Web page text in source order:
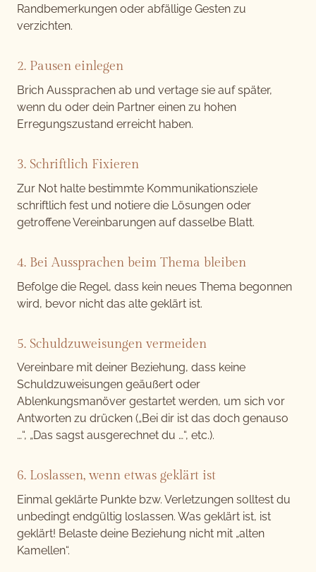
Randbemerkungen oder abfällige Gesten zu
verzichten.
2. Pausen einlegen
Brich Aussprachen ab und vertage sie auf später,
wenn du oder dein Partner einen zu hohen
Erregungszustand erreicht haben.
3. Schriftlich Fixieren
Zur Not halte bestimmte Kommunikationsziele
schriftlich fest und notiere die Lösungen oder
getroffene Vereinbarungen auf dasselbe Blatt.
4. Bei Aussprachen beim Thema bleiben
Befolge die Regel, dass kein neues Thema begonnen
wird, bevor nicht das alte geklärt ist.
5. Schuldzuweisungen vermeiden
Vereinbare mit deiner Beziehung, dass keine
Schuldzuweisungen geäußert oder
Ablenkungsmanöver gestartet werden, um sich vor
Antworten zu drücken („Bei dir ist das doch genauso
…“, „Das sagst ausgerechnet du …“, etc.).
6. Loslassen, wenn etwas geklärt ist
Einmal geklärte Punkte bzw. Verletzungen solltest du
unbedingt endgültig loslassen. Was geklärt ist, ist
geklärt! Belaste deine Beziehung nicht mit „alten
Kamellen“.